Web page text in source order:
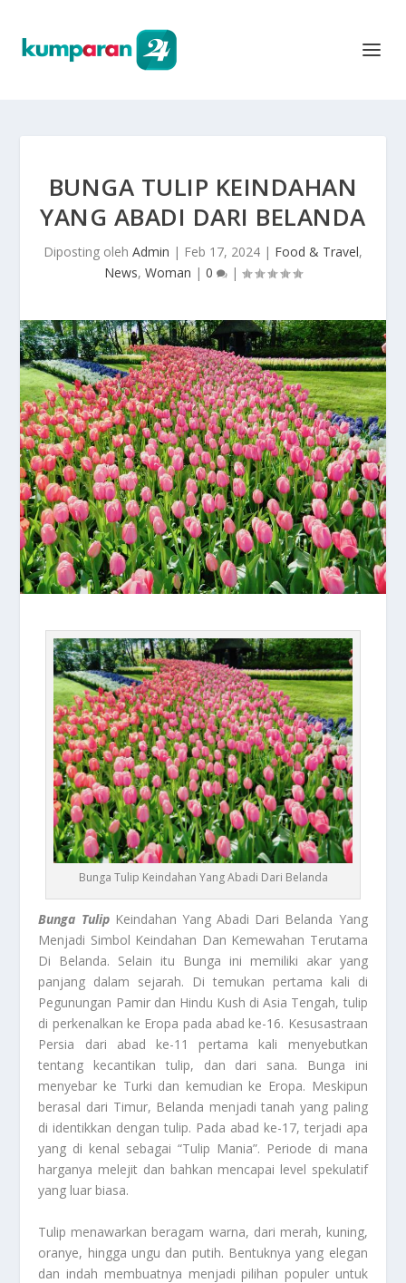
BUNGA TULIP KEINDAHAN
YANG ABADI DARI BELANDA
Diposting oleh Admin | Feb 17, 2024 | Food & Travel,
News, Woman | 0 |
Bunga Tulip Keindahan Yang Abadi Dari Belanda
Bunga TulipKeindahan Yang Abadi Dari Belanda Yang
Menjadi Simbol Keindahan Dan Kemewahan Terutama
Di Belanda. Selain itu Bunga ini memiliki akar yang
panjang dalam sejarah. Di temukan pertama kali di
Pegunungan Pamir dan Hindu Kush di Asia Tengah, tulip
di perkenalkan ke Eropa pada abad ke-16. Kesusastraan
Persia dari abad ke-11 pertama kali menyebutkan
tentang kecantikan tulip, dan dari sana. Bunga ini
menyebar ke Turki dan kemudian ke Eropa. Meskipun
berasal dari Timur, Belanda menjadi tanah yang paling
di identikkan dengan tulip. Pada abad ke-17, terjadi apa
yang di kenal sebagai “Tulip Mania”. Periode di mana
harganya melejit dan bahkan mencapai level spekulatif
yang luar biasa.
Tulip menawarkan beragam warna, dari merah, kuning,
oranye, hingga ungu dan putih. Bentuknya yang elegan
dan indah membuatnya menjadi pilihan populer untuk